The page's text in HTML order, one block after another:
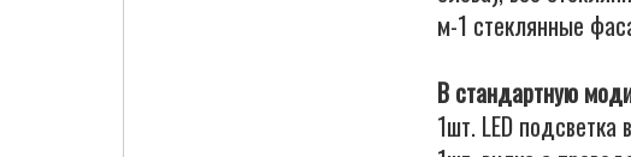
м-1 стеклянные
В стандартную
1шт. LED